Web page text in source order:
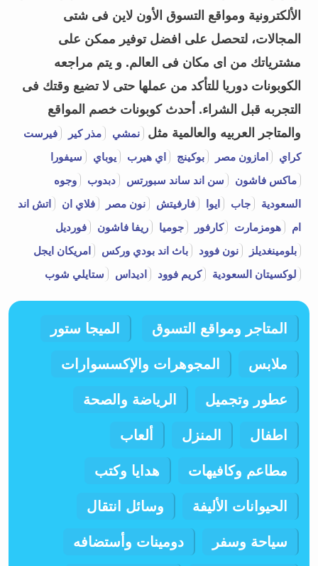
الألكترونية ومواقع التسوق الأون لاين فى شتى
المجالات، لتحصل على افضل توفير ممكن على
مشترياتك من اى مكان فى العالم. و يتم مراجعه
الكوبونات دوريا للتأكد من عملها حتى لا تضيع وقتك فى
التجربه قبل الشراء. أحدث كوبونات خصم المواقع
والمتاجر العربيه والعالمية مثل
نمشي مذر كير
فيرست
كراي
امازون مصر بوكينج اي هيرب يوباي
سيفورا
ماكس فاشون
سن اند ساند سبورتس دبدوب
وجوه
السعودية
جاب ايوا فارفيتش نون مصر فلاي ان
اتش اند
ام
هومزمارت كارفور جوميا ريفا فاشون
فورديل
بلومينغديلز
نون فوود باث اند بودي وركس
امريكان ايجل
لوكسيتان السعودية
كريم فوود اديداس ستايلي شوب
المتاجر ومواقع التسوق الميجا ستور
ملابس المجوهرات والإكسسوارات
عطور وتجميل الرياضة والصحة
اطفال المنزل ألعاب
مطاعم وكافيهات هدايا وكتب
الحيوانات الأليفة وسائل انتقال
سياحة وسفر دومينات وأستضافه